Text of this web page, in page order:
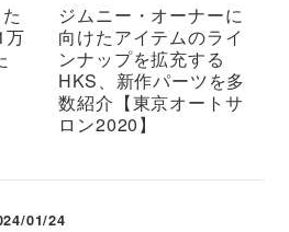
ジムニー・オーナーに
向けたアイテムのライ
ンナップを拡充する
HKS、新作パーツを多
数紹介【東京オートサ
ロン2020】
01/24